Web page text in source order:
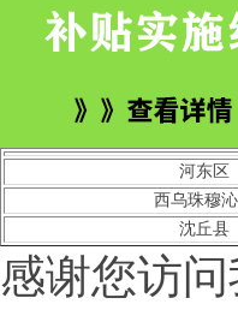
河东区
西乌珠穆
沈丘县
感谢您访